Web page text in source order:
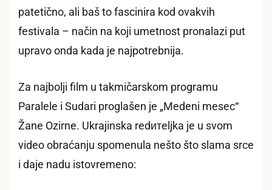
patetično, ali baš to fascinira kod ovakvih
festivala – način na koji umetnost pronalazi put
upravo onda kada je najpotrebnija.
Za najbolji film u takmičarskom programu
Paralele i Sudari proglašen je „Medeni mesec“
Žane Ozirne. Ukrajinska redитeljka je u svom
video obraćanju spomenula nešto što slama srce
i daje nadu istovremeno: